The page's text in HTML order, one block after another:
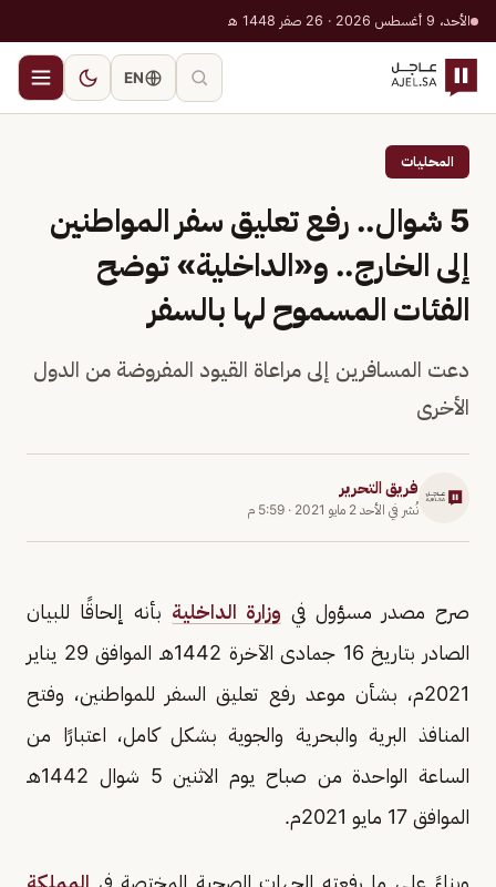
الأحد، 9 أغسطس 2026 · 26 صفر 1448 هـ
EN
المحليات
5 شوال.. رفع تعليق سفر المواطنين
إلى الخارج.. و«الداخلية» توضح
الفئات المسموح لها بالسفر
دعت المسافرين إلى مراعاة القيود المفروضة من الدول
الأخرى
فريق التحرير
نُشر في الأحد 2 مايو 2021 · 5:59 م
صرح مصدر مسؤول في وزارة الداخلية بأنه إلحاقًا للبيان
الصادر بتاريخ 16 جمادى الآخرة 1442هـ الموافق 29 يناير
2021م، بشأن موعد رفع تعليق السفر للمواطنين، وفتح
المنافذ البرية والبحرية والجوية بشكل كامل، اعتبارًا من
الساعة الواحدة من صباح يوم الاثنين 5 شوال 1442هـ
الموافق 17 مايو 2021م.
وبناءً على ما رفعته الجهات الصحية المختصة في المملكة